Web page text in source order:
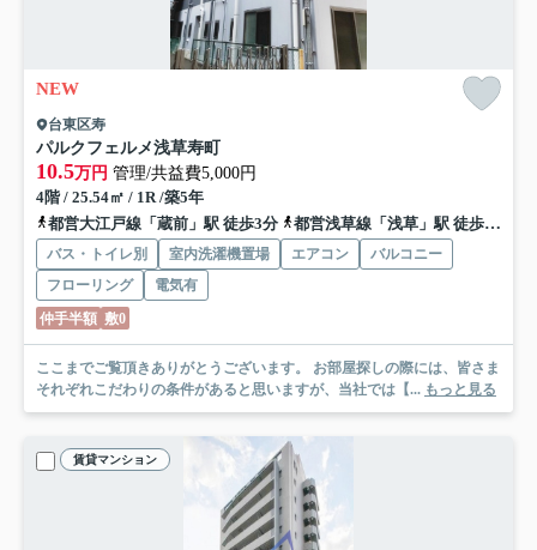
NEW
台東区寿
パルクフェルメ浅草寿町
10.5万円 管理/共益費5,000円
4階 / 25.54㎡ / 1R /築5年
都営大江戸線「蔵前」駅 徒歩3分
都営浅草線「浅草」駅 徒歩8分
バス・トイレ別 室内洗濯機置場 エアコン
バルコニー
フローリング
電気有
仲手半額 敷0
ここまでご覧頂きありがとうございます。 お部屋探しの際には、皆さま
それぞれこだわりの条件があると思いますが、当社では【... もっと見る
賃貸マンション